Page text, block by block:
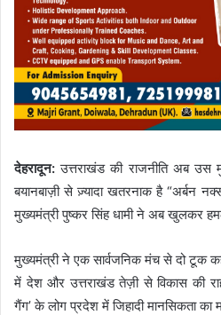
देहरादून:उत्तराखंड की राजनीति अब उस
बयानबाज़ी से ज़्यादा खतरनाक है “अर्बन
मुख्यमंत्री पुष्कर सिंह धामी ने अब खुलकर
मुख्यमंत्री ने एक सार्वजनिक मंच से दो टूक
में देश और उत्तराखंड तेज़ी से विकास की
गैंग’ के लोग प्रदेश में जिहादी मानसिकता का